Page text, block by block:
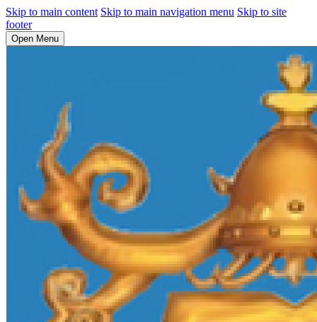
Skip to main content Skip to main navigation menu Skip to site
footer
Open Menu